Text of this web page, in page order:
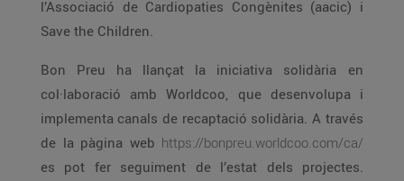
l’Associació de Cardiopaties Congènites (aacic) i
Save the Children.
Bon Preu ha llançat la iniciativa solidària en
col·laboració amb Worldcoo, que desenvolupa i
implementa canals de recaptació solidària. A través
de la pàgina web https://bonpreu.worldcoo.com/ca/
es pot fer seguiment de l’estat dels projectes.